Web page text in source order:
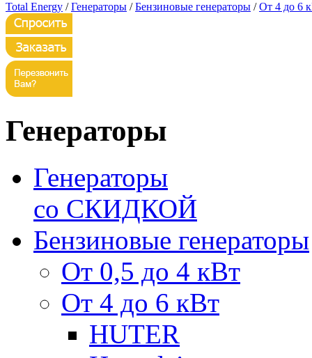
Total Energy /Генераторы /Бензиновые генераторы /От 4 до 6
Генераторы
Генераторы
со СКИДКОЙ
Бензиновые генераторы
От 0,5 до 4 кВт
От 4 до 6 кВт
HUTER